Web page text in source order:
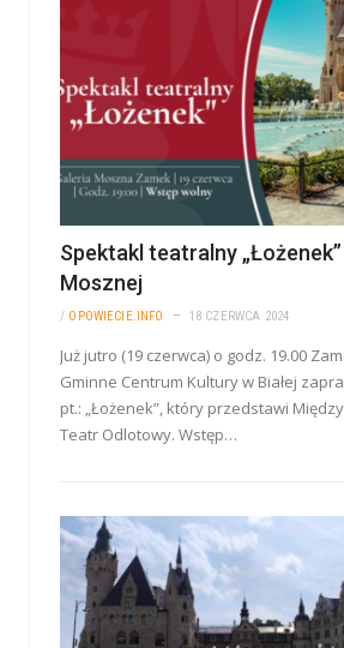
Spektakl teatralny
Mosznej
/ OPOWIECIE.INFO 18 CZERWCA 2024
Już jutro (19 czerwca) o godz. 19.00
Gminne Centrum Kultury w Białej
pt.: „Łożenek”, który przedstawi
Teatr Odlotowy. Wstęp…